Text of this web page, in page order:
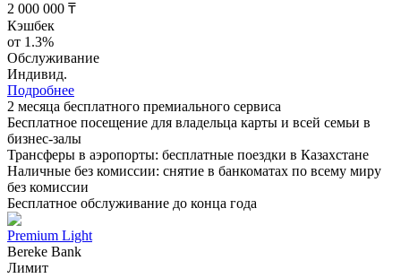
2 000 000 ₸
Кэшбек
от 1.3%
Обслуживание
Индивид.
Подробнее
2 месяца бесплатного премиального сервиса
Бесплатное посещение для владельца карты и всей семьи в
бизнес-залы
Трансферы в аэропорты: бесплатные поездки в Казахстане
Наличные без комиссии: снятие в банкоматах по всему миру
без комиссии
Бесплатное обслуживание до конца года
Premium Light
Bereke Bank
Лимит